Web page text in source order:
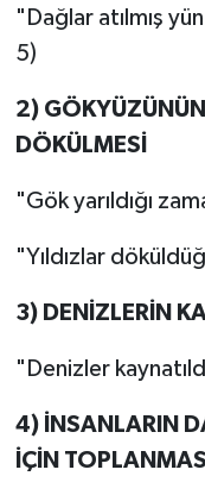
"Dağlar atılmış
5)
2)
DÖKÜLMESİ
"Gök yarıldığı
"Yıldızlar
3) DENİZLERİN
"Denizler
4) İNSANLARIN
İÇİN TOPLANMASI